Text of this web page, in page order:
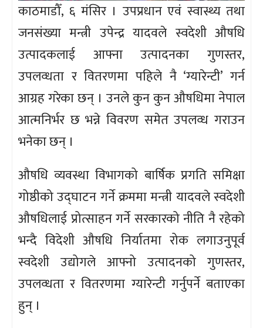
काठमाडौँ, ६ मंसिर । उपप्रधान एवं स्वास्थ्य तथा
जनसंख्या मन्त्री उपेन्द्र यादवले स्वदेशी औषधि
उत्पादकलाई आफ्ना उत्पादनका गुणस्तर,
उपलव्धता र वितरणमा पहिले नै ‘ग्यारेन्टी’ गर्न
आग्रह गरेका छन् । उनले कुन कुन औषधिमा नेपाल
आत्मनिर्भर छ भन्ने विवरण समेत उपलव्ध गराउन
भनेका छन् ।
औषधि व्यवस्था विभागको बार्षिक प्रगति समिक्षा
गोष्ठीको उद्घाटन गर्ने क्रममा मन्त्री यादवले स्वदेशी
औषधिलाई प्रोत्साहन गर्ने सरकारको नीति नै रहेको
भन्दै विदेशी औषधि निर्यातमा रोक लगाउनुपूर्व
स्वदेशी उद्योगले आफ्नो उत्पादनको गुणस्तर,
उपलव्धता र वितरणमा ग्यारेन्टी गर्नुपर्ने बताएका
हुन् ।